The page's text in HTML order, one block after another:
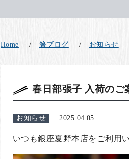
Home 箸ブログ お知らせ
春日部張子 入荷のご
お知らせ 2025.04.05
いつも銀座夏野本店をご利用